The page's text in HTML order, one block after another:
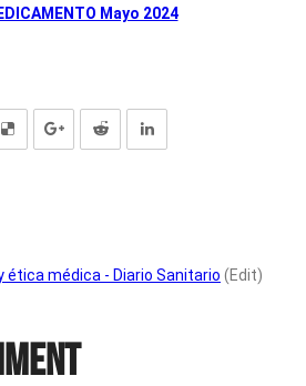
Mayo 2024
ética médica - Diario Sanitario (Edit)